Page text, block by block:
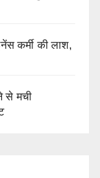
कर्मी की लाश,
से मची